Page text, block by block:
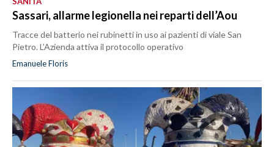
Sassari, allarme legionella nei reparti dell’Aou
Tracce del batterio nei rubinetti in uso ai pazienti di viale San
Pietro. L’Azienda attiva il protocollo operativo
Emanuele Floris